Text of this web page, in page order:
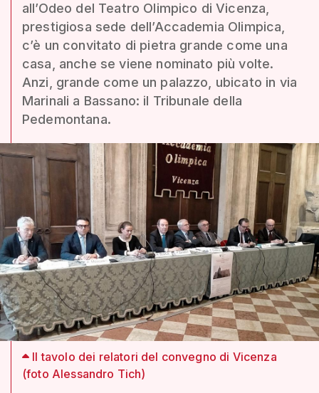
all’Odeo del Teatro Olimpico di Vicenza,
prestigiosa sede dell’Accademia Olimpica,
c’è un convitato di pietra grande come una
casa, anche se viene nominato più volte.
Anzi, grande come un palazzo, ubicato in via
Marinali a Bassano: il Tribunale della
Pedemontana.
Il tavolo dei relatori del convegno di Vicenza
(foto Alessandro Tich)